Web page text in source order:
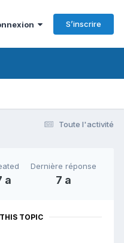
S’inscrire
Toute l'activité
a
Dernière réponse
7 a
TOPIC